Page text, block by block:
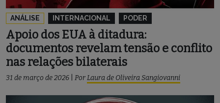
ANÁLISE INTERNACIONAL PODER
Apoio dos EUA à ditadura:
documentos revelam tensão e conflito
nas relações bilaterais
31 de março de 2026 PorLaura de Oliveira Sangiovanni